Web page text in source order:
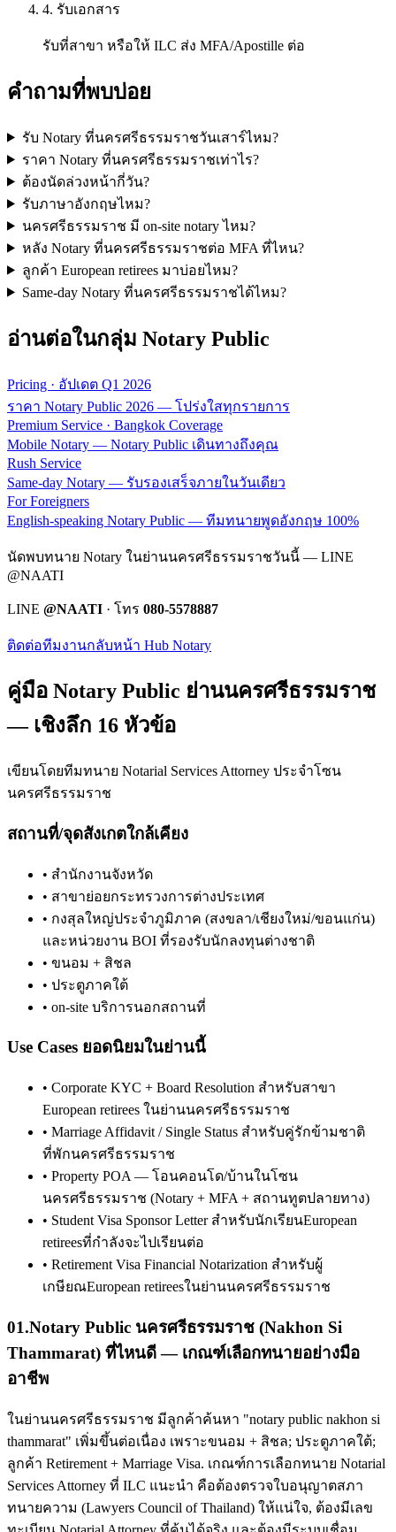
4. รับเอกสาร
รับที่สาขา หรือให้ ILC ส่ง MFA/Apostille ต่อ
คำถามที่พบบ่อย
รับ Notary ที่นครศรีธรรมราชวันเสาร์ไหม?
ราคา Notary ที่นครศรีธรรมราชเท่าไร?
ต้องนัดล่วงหน้ากี่วัน?
รับภาษาอังกฤษไหม?
นครศรีธรรมราช มี on-site notary ไหม?
หลัง Notary ที่นครศรีธรรมราชต่อ MFA ที่ไหน?
ลูกค้า European retirees มาบ่อยไหม?
Same-day Notary ที่นครศรีธรรมราชได้ไหม?
อ่านต่อในกลุ่ม Notary Public
Pricing · อัปเดต Q1 2026
ราคา Notary Public 2026 — โปร่งใสทุกรายการ
Premium Service · Bangkok Coverage
Mobile Notary — Notary Public เดินทางถึงคุณ
Rush Service
Same-day Notary — รับรองเสร็จภายในวันเดียว
For Foreigners
English-speaking Notary Public — ทีมทนายพูดอังกฤษ 100%
นัดพบทนาย Notary ในย่านนครศรีธรรมราชวันนี้ — LINE
@NAATI
LINE @NAATI · โทร 080-5578887
ติดต่อทีมงานกลับหน้า Hub Notary
คู่มือ Notary Public ย่านนครศรีธรรมราช
— เชิงลึก 16 หัวข้อ
เขียนโดยทีมทนาย Notarial Services Attorney ประจำโซน
นครศรีธรรมราช
สถานที่/จุดสังเกตใกล้เคียง
• สำนักงานจังหวัด
• สาขาย่อยกระทรวงการต่างประเทศ
• กงสุลใหญ่ประจำภูมิภาค (สงขลา/เชียงใหม่/ขอนแก่น)
และหน่วยงาน BOI ที่รองรับนักลงทุนต่างชาติ
• ขนอม + สิชล
• ประตูภาคใต้
• on-site บริการนอกสถานที่
Use Cases ยอดนิยมในย่านนี้
• Corporate KYC + Board Resolution สำหรับสาขา
European retirees ในย่านนครศรีธรรมราช
• Marriage Affidavit / Single Status สำหรับคู่รักข้ามชาติ
ที่พักนครศรีธรรมราช
• Property POA — โอนคอนโด/บ้านในโซน
นครศรีธรรมราช (Notary + MFA + สถานทูตปลายทาง)
• Student Visa Sponsor Letter สำหรับนักเรียนEuropean
retireesที่กำลังจะไปเรียนต่อ
• Retirement Visa Financial Notarization สำหรับผู้
เกษียณEuropean retireesในย่านนครศรีธรรมราช
01.Notary Public นครศรีธรรมราช (Nakhon Si
Thammarat) ที่ไหนดี — เกณฑ์เลือกทนายอย่างมือ
อาชีพ
ในย่านนครศรีธรรมราช มีลูกค้าค้นหา "notary public nakhon si
thammarat" เพิ่มขึ้นต่อเนื่อง เพราะขนอม + สิชล; ประตูภาคใต้;
ลูกค้า Retirement + Marriage Visa. เกณฑ์การเลือกทนาย Notarial
Services Attorney ที่ ILC แนะนำ คือต้องตรวจใบอนุญาตสภา
ทนายความ (Lawyers Council of Thailand) ให้แน่ใจ, ต้องมีเลข